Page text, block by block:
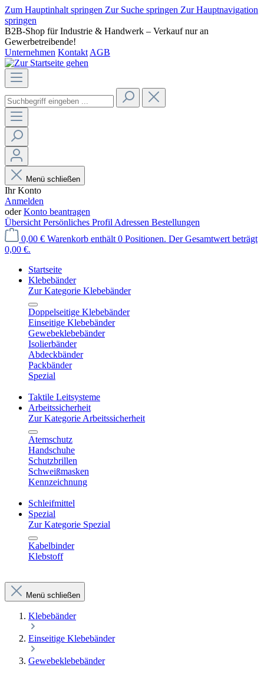
Zum Hauptinhalt springen Zur Suche springen Zur Hauptnavigation
springen
B2B-Shop für Industrie & Handwerk – Verkauf nur an
Gewerbetreibende!
Unternehmen Kontakt AGB
Menü schließen
Ihr Konto
Anmelden
oderKonto beantragen
Übersicht Persönliches Profil Adressen Bestellungen
0,00 € Warenkorb enthält 0 Positionen. Der Gesamtwert beträgt
0,00 €.
Startseite
Klebebänder
Zur Kategorie Klebebänder
Doppelseitige Klebebänder
Einseitige Klebebänder
Gewebeklebebänder
Isolierbänder
Abdeckbänder
Packbänder
Spezial
Taktile Leitsysteme
Arbeitssicherheit
Zur Kategorie Arbeitssicherheit
Atemschutz
Handschuhe
Schutzbrillen
Schweißmasken
Kennzeichnung
Schleifmittel
Spezial
Zur Kategorie Spezial
Kabelbinder
Klebstoff
Menü schließen
Klebebänder
Einseitige Klebebänder
Gewebeklebebänder